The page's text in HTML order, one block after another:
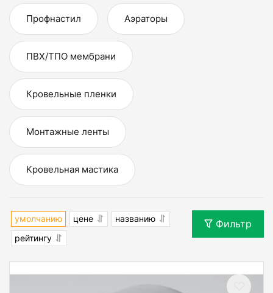
Профнастил Аэраторы
ПВХ/ТПО мембрани
Кровельные пленки
Монтажные ленты
Кровельная мастика
умолчанию цене
названию
рейтингу
Фильтр